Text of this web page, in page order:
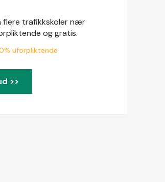
flere trafikkskoler nær
og gratis.
uforpliktende
>>